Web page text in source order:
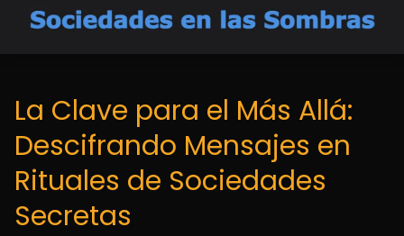
La Clave para el Más Allá:
Descifrando Mensajes en
Rituales de Sociedades
Secretas